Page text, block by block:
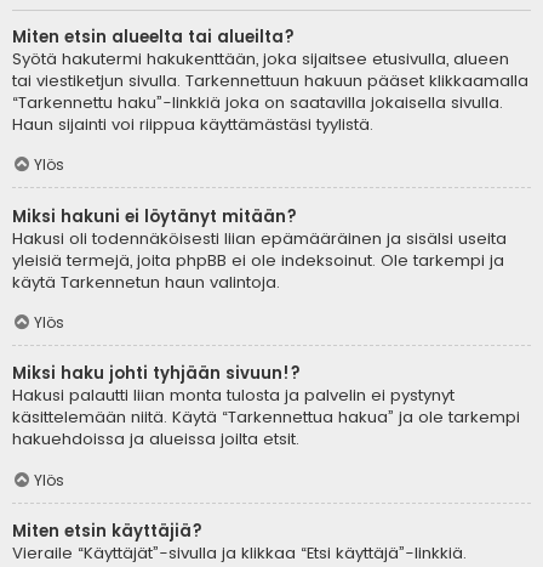
Miten etsin alueelta tai alueilta?
Syötä hakutermi hakukenttään, joka sijaitsee etusivulla, alueen
tai viestiketjun sivulla. Tarkennettuun hakuun pääset klikkaamalla
“Tarkennettu haku”-linkkiä joka on saatavilla jokaisella sivulla.
Haun sijainti voi riippua käyttämästäsi tyylistä.
Ylös
Miksi hakuni ei löytänyt mitään?
Hakusi oli todennäköisesti liian epämääräinen ja sisälsi useita
yleisiä termejä, joita phpBB ei ole indeksoinut. Ole tarkempi ja
käytä Tarkennetun haun valintoja.
Ylös
Miksi haku johti tyhjään sivuun!?
Hakusi palautti liian monta tulosta ja palvelin ei pystynyt
käsittelemään niitä. Käytä “Tarkennettua hakua” ja ole tarkempi
hakuehdoissa ja alueissa joilta etsit.
Ylös
Miten etsin käyttäjiä?
Vieraile “Käyttäjät”-sivulla ja klikkaa “Etsi käyttäjä”-linkkiä.